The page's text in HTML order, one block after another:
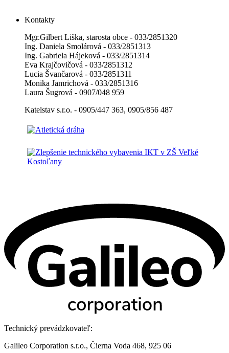
Kontakty
Mgr.Gilbert Liška, starosta obce - 033/2851320
Ing. Daniela Smolárová - 033/2851313
Ing. Gabriela Hájeková - 033/2851314
Eva Krajčovičová - 033/2851312
Lucia Švančarová - 033/2851311
Monika Jamrichová - 033/2851316
Laura Šugrová - 0907/048 959
Katelstav s.r.o. - 0905/447 363, 0905/856 487
Technický prevádzkovateľ:
Galileo Corporation s.r.o., Čierna Voda 468, 925 06